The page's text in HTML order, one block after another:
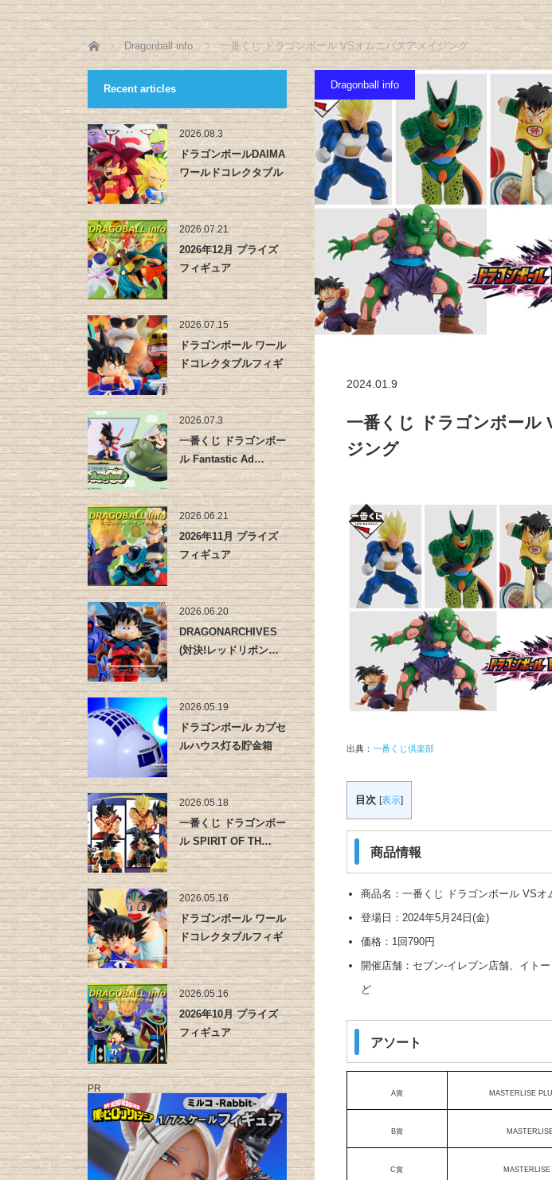
ホーム Dragonball info 一番くじ ドラゴンボール VSオムニバスアメイジング
Dragonball info
2024.01.9
一番くじ ドラゴンボール
ジング
出典： 一番くじ倶楽部
目次 [表示]
商品情報
商品名：一番くじ ドラゴンボール VSオ
登場日：2024年5月24日(金)
価格：1回790円
開催店舗：セブン‐イレブン店舗、イト
ど
アソート
A賞 MASTERLISE
B賞
C賞
Recent articles
2026.08.3
ドラゴンボールDAIMA
ワールドコレクタブル
フィ…
2026.07.21
2026年12月 プライズ
フィギュア
2026.07.15
ドラゴンボール ワール
ドコレクタブルフィギ
ュア -…
2026.07.3
一番くじ ドラゴンボー
ル Fantastic Ad…
2026.06.21
2026年11月 プライズ
フィギュア
2026.06.20
DRAGONARCHIVES
(対決!レッドリボン…
2026.05.19
ドラゴンボール カプセ
ルハウス灯る貯金箱
2026.05.18
一番くじ ドラゴンボー
ル SPIRIT OF TH…
2026.05.16
ドラゴンボール ワール
ドコレクタブルフィギ
ュア -…
2026.05.16
2026年10月 プライズ
フィギュア
PR